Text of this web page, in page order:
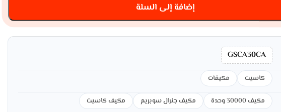
إضافة إلى السلة
GSCA30CA
كاسيت مكيفات
مكيف 30000 وحدة مكيف جنرال سوبريم مكيف كاسيت